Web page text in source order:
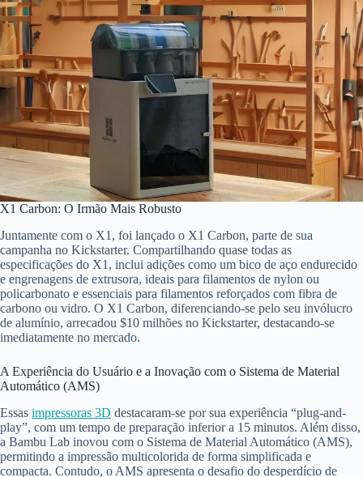
X1 Carbon: O Irmão Mais Robusto
Juntamente com o X1, foi lançado o X1 Carbon, parte de sua
campanha no Kickstarter. Compartilhando quase todas as
especificações do X1, inclui adições como um bico de aço endurecido
e engrenagens de extrusora, ideais para filamentos de nylon ou
policarbonato e essenciais para filamentos reforçados com fibra de
carbono ou vidro. O X1 Carbon, diferenciando-se pelo seu invólucro
de alumínio, arrecadou $10 milhões no Kickstarter, destacando-se
imediatamente no mercado.
A Experiência do Usuário e a Inovação com o Sistema de Material
Automático (AMS)
Essas impressoras 3D destacaram-se por sua experiência “plug-and-
play”, com um tempo de preparação inferior a 15 minutos. Além disso,
a Bambu Lab inovou com o Sistema de Material Automático (AMS),
permitindo a impressão multicolorida de forma simplificada e
compacta. Contudo, o AMS apresenta o desafio do desperdício de